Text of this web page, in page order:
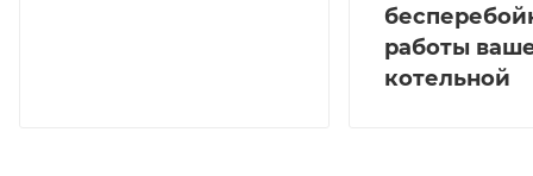
работы
котельной